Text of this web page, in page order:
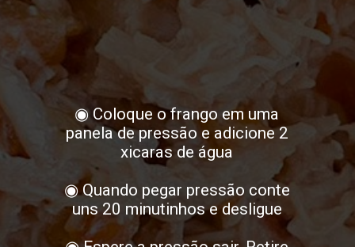
◉ Coloque o frango em uma
panela de pressão e adicione 2
xicaras de água
◉ Quando pegar pressão conte
uns 20 minutinhos e desligue